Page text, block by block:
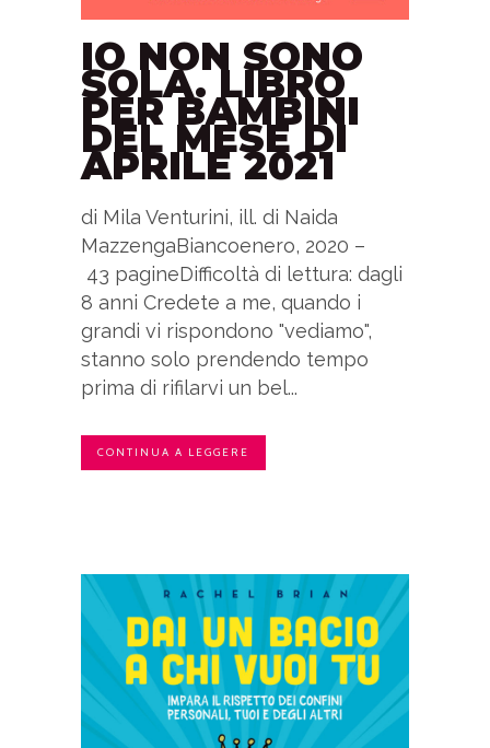
IO NON SONO
SOLA. LIBRO
PER BAMBINI
DEL MESE DI
APRILE 2021
di Mila Venturini, ill. di Naida
MazzengaBiancoenero, 2020 –
43 pagineDifficoltà di lettura: dagli
8 anni Credete a me, quando i
grandi vi rispondono "vediamo",
stanno solo prendendo tempo
prima di rifilarvi un bel...
CONTINUA A LEGGERE